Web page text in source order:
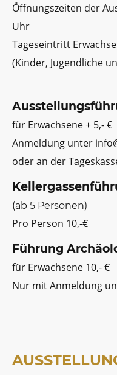
für Erwachsene + 5,- €
Anmeldung unter
oder an der
Öffnungszeiten der
Uhr
Tageseintritt
(Kinder, Jugendliche
(ab 5 Personen)
Pro Person 10,-€
Führung
für Erwachsene 10,- €
Nur mit Anmeldung